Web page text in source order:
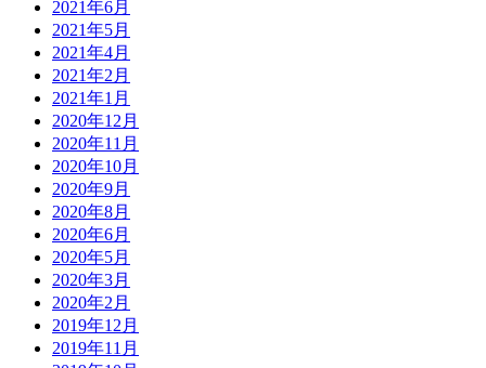
2021年6月
2021年5月
2021年4月
2021年2月
2021年1月
2020年12月
2020年11月
2020年10月
2020年9月
2020年8月
2020年6月
2020年5月
2020年3月
2020年2月
2019年12月
2019年11月